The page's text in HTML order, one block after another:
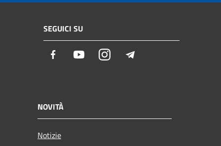
SEGUICI SU
Facebook YoutubeInstagram
NOVITÀ
Notizie